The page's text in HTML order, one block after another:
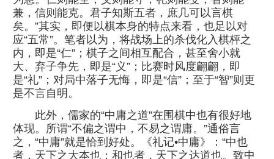
兼，信则能克。君子知斯五者，庶几可以言棋
矣。”其实，即便以棋本身的特点来看，也足以对
应“五常”。笔者以为，将战场上的杀伐化入棋枰之
内，即是“仁”；棋子之间相互配合，甚至舍小就
大、弃子争先，即是“义”；比赛时风度翩翩，即
是“礼”；对局中落子无悔，即是“信”；至于“智”则更
是不言自明。
此外，儒家的“中庸之道”在围棋中也有很好地
体现。所谓“不偏之谓中，不易之谓庸。”通俗言
之，“中庸”就是恰到好处。《礼记•中庸》：“中也
者，天下之大本也；和也者，天下之达道也。致中